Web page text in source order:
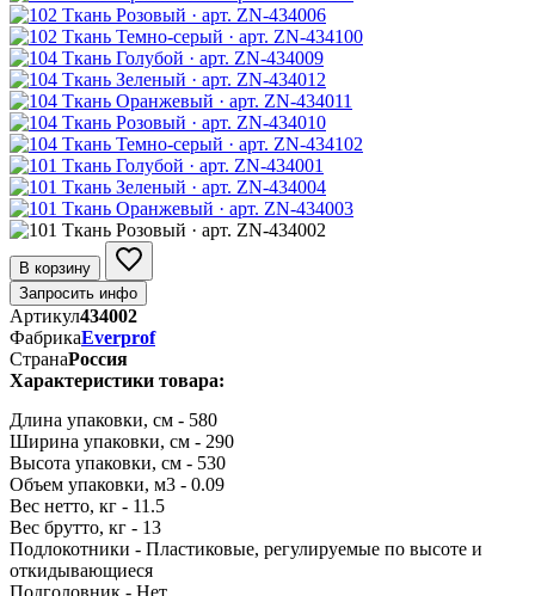
В корзину
Запросить инфо
Артикул434002
ФабрикаEverprof
СтранаРоссия
Характеристики товара:
Длина упаковки, см - 580
Ширина упаковки, см - 290
Высота упаковки, см - 530
Объем упаковки, м3 - 0.09
Вес нетто, кг - 11.5
Вес брутто, кг - 13
Подлокотники - Пластиковые, регулируемые по высоте и
откидывающиеся
Подголовник - Нет